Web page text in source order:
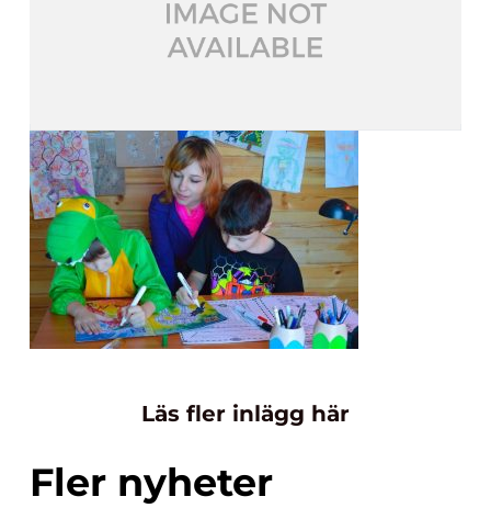
Läs fler inlägg här
Fler nyheter